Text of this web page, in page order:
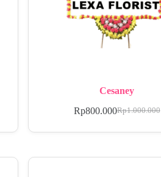
Cesaney
Rp1.000.000
Rp800.000